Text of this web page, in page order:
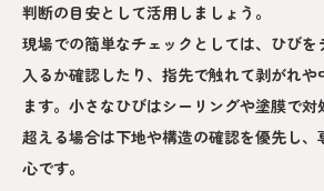
判断の目安として活用しましょう。
現場での簡単なチェックとしては、ひび
入るか確認したり、指先で触れて剥がれ
ます。小さなひびはシーリングや塗膜で対
超える場合は下地や構造の確認を優先し
心です。